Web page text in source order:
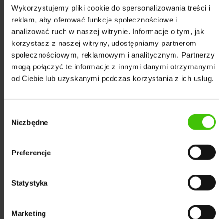
Wykorzystujemy pliki cookie do spersonalizowania treści i
reklam, aby oferować funkcje społecznościowe i
analizować ruch w naszej witrynie. Informacje o tym, jak
korzystasz z naszej witryny, udostępniamy partnerom
społecznościowym, reklamowym i analitycznym. Partnerzy
mogą połączyć te informacje z innymi danymi otrzymanymi
od Ciebie lub uzyskanymi podczas korzystania z ich usług.
zgody
Niezbędne
Preferencje
Statystyka
Marketing
netowy?
Sztuczna inteligencja i jej wpływ na Google, SEO
i nasze życie